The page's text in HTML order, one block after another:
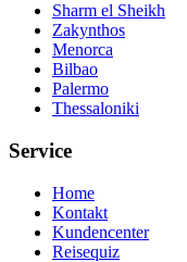
Sharm el Sheikh
Zakynthos
Menorca
Bilbao
Palermo
Thessaloniki
Service
Home
Kontakt
Kundencenter
Reisequiz